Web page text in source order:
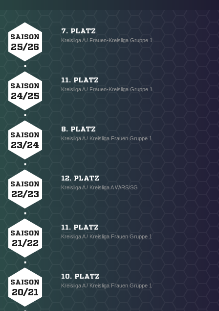
SAISON
25/26
7. PLATZ
Kreisliga A / Frauen-Kreisliga Gruppe 1
SAISON
24/25
11. PLATZ
Kreisliga A / Frauen-Kreisliga Gruppe 1
SAISON
23/24
8. PLATZ
Kreisliga A / Kreisliga Frauen Gruppe 1
SAISON
22/23
12. PLATZ
Kreisliga A / Kreisliga A W/RS/SG
SAISON
21/22
11. PLATZ
Kreisliga A / Kreisliga Frauen Gruppe 1
SAISON
20/21
10. PLATZ
Kreisliga A / Kreisliga Frauen Gruppe 1